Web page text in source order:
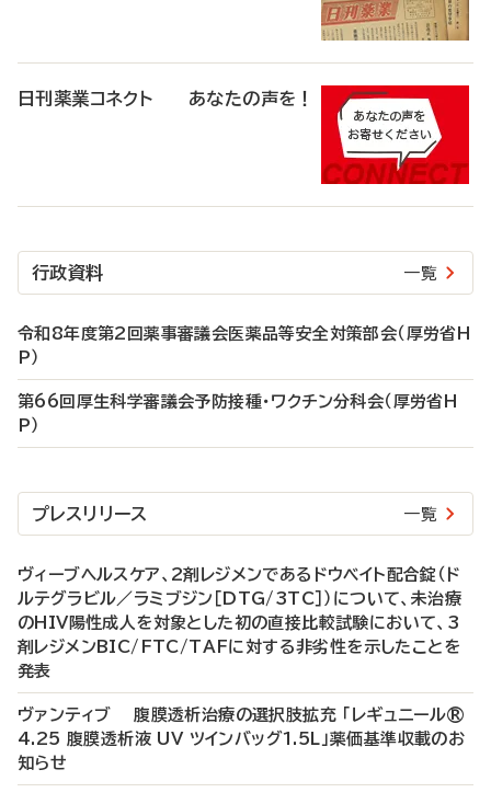
日刊薬業コネクト あなたの声を！
行政資料 一覧
令和8年度第2回薬事審議会医薬品等安全対策部会（厚労省H
P）
第66回厚生科学審議会予防接種・ワクチン分科会（厚労省H
P）
プレスリリース 一覧
ヴィーブヘルスケア、2剤レジメンであるドウベイト配合錠（ド
ルテグラビル／ラミブジン［DTG/3TC］）について、未治療
のHIV陽性成人を対象とした初の直接比較試験において、3
剤レジメンBIC/FTC/TAFに対する非劣性を示したことを
発表
ヴァンティブ 腹膜透析治療の選択肢拡充 「レギュニール®
4.25 腹膜透析液 UV ツインバッグ1.5L」薬価基準収載のお
知らせ